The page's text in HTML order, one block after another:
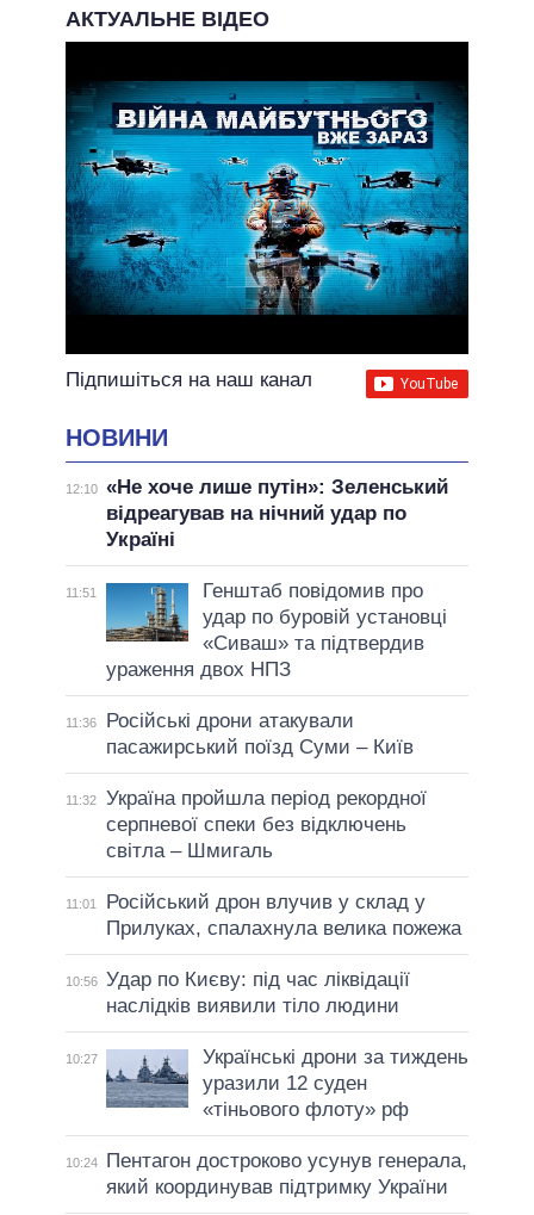
АКТУАЛЬНЕ ВІДЕО
Підпишіться на наш канал
НОВИНИ
12:10 «Не хоче лише путін»: Зеленський
відреагував на нічний удар по
Україні
11:51
Генштаб повідомив про
удар по буровій установці
«Сиваш» та підтвердив
ураження двох НПЗ
11:36
Російські дрони атакували
пасажирський поїзд Суми – Київ
11:32
Україна пройшла період рекордної
серпневої спеки без відключень
світла – Шмигаль
11:01
Російський дрон влучив у склад у
Прилуках, спалахнула велика пожежа
10:56 Удар по Києву: під час ліквідації
наслідків виявили тіло людини
10:27
Українські дрони за тиждень
уразили 12 суден
«тіньового флоту» рф
10:24
Пентагон достроково усунув генерала,
який координував підтримку України